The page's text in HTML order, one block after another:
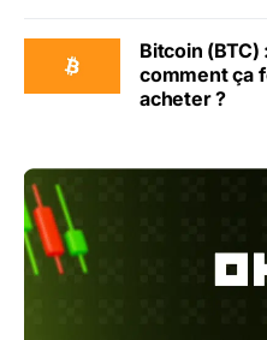
Bitcoin (BTC)
comment ça
acheter ?